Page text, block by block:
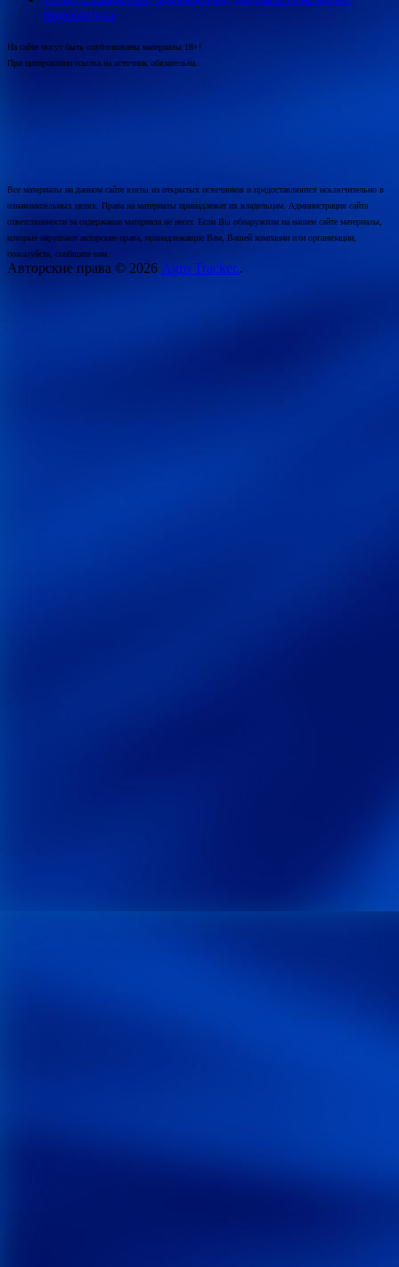
подсолнуха
На сайте могут быть опубликованы материалы 18+!
При цитировании ссылка на источник обязательна.
Все материалы на данном сайте взяты из открытых источников и предоставляются исключительно в
ознакомительных целях. Права на материалы принадлежат их владельцам. Администрация сайта
ответственности за содержание материала не несет. Если Вы обнаружили на нашем сайте материалы,
которые нарушают авторские права, принадлежащие Вам, Вашей компании или организации,
пожалуйста, сообщите нам.
Авторские права © 2026 Agro Tracker..